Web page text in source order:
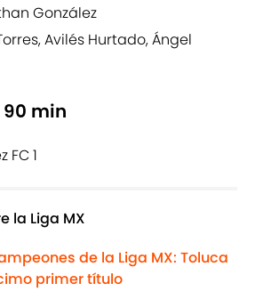
González
Avilés Hurtado, Ángel
min
FC 1
la Liga MX
de la Liga MX: Toluca
primer título